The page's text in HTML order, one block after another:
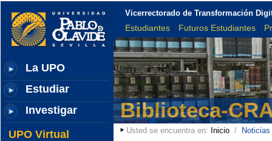
La UPO
Estudiar
Investigar
UPO Virtual
Vicerrectorado de Transformación
Estudiantes Futuros Estudiantes
Biblioteca-
Usted se encuentra en: Inicio/ Noticias